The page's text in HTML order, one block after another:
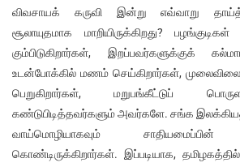
விவசாயக் கருவி இன்று எவ்வாறு
சூலாயுதமாக மாறியிருக்கிறது?
கும்பிடுகிறார்கள், இறப்பவர்களுக்குக்
உடன்போக்கில் மணம் செய்கிறார்கள்,
பெறுகிறார்கள், மறுபங்கீட்டுப்
கண்டுபிடித்தவர்களும் அவர்களே. சங்க
வாய்மொழியாகவும் சாதியமைப்பின்
கொண்டிருக்கிறார்கள். இப்படியாக,